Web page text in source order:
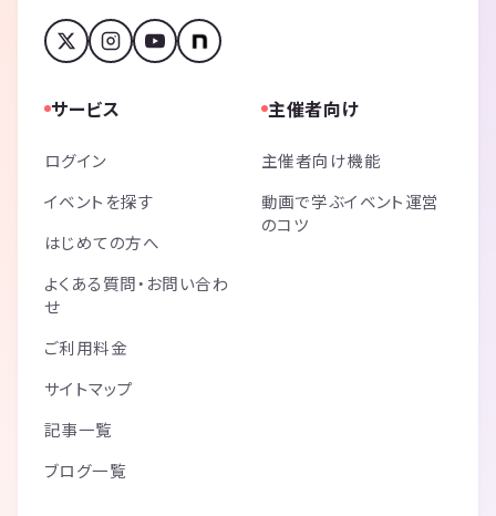
サービス
ログイン
イベントを探す
はじめての方へ
よくある質問・お問い合わ
せ
ご利用料金
サイトマップ
記事一覧
ブログ一覧
主催者向け
主催者向け機能
動画で学ぶイベント運営
のコツ